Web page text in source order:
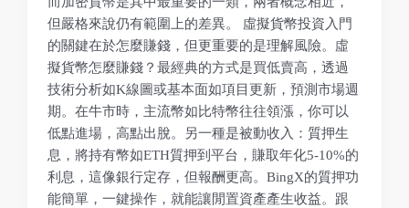
但嚴格來說仍有範圍上的差異。 虛擬貨幣投資入門
的關鍵在於怎麼賺錢，但更重要的是理解風險。虛
擬貨幣怎麼賺錢？最經典的方式是買低賣高，透過
技術分析如K線圖或基本面如項目更新，預測市場週
期。在牛市時，主流幣如比特幣往往領漲，你可以
低點進場，高點出脫。另一種是被動收入：質押生
息，將持有幣如ETH質押到平台，賺取年化5-10%的
利息，這像銀行定存，但報酬更高。BingX的質押功
能簡單，一鍵操作，就能讓閒置資產產生收益。跟